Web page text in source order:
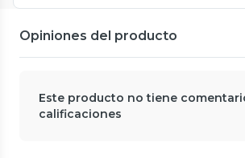
Opiniones del producto
Este producto no tiene
calificaciones